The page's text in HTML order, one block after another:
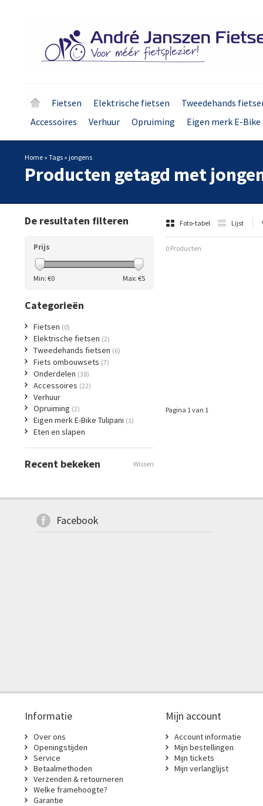
Fietsen Elektrische fietsen
Tweedehands
Accessoires
Verhuur Opruiming Eigen merk E-
Home » Tags » jongens
Producten getagd met
Foto-tabel Lijst
0 Producten
Pagina 1 van 1
De resultaten filteren
Prijs
Min: €0 Max: €5
Categorieën
Fietsen (0)
Elektrische fietsen (2)
Tweedehands fietsen (6)
Fiets ombouwsets (7)
Onderdelen (38)
Accessoires (22)
Verhuur
Opruiming (2)
Eigen merk E-Bike Tulipani (1)
Eten en slapen
Recent bekeken Wissen
Facebook
Informatie
Over ons
Openingstijden
Service
Betaalmethoden
Verzenden & retourneren
Welke framehoogte?
Garantie
Mijn account
Account informatie
Mijn bestellingen
Mijn tickets
Mijn verlanglijst